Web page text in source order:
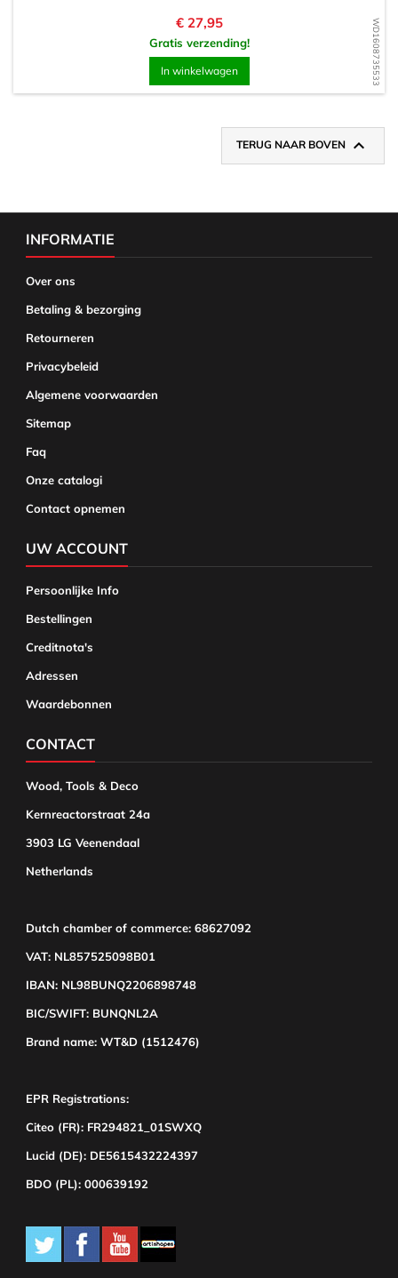
WD1608735533
Prijs
€ 27,95
Gratis verzending!
In winkelwagen
TERUG NAAR BOVEN 
INFORMATIE
Over ons
Betaling & bezorging
Retourneren
Privacybeleid
Algemene voorwaarden
Sitemap
Faq
Onze catalogi
Contact opnemen
UW ACCOUNT
Persoonlijke Info
Bestellingen
Creditnota's
Adressen
Waardebonnen
CONTACT
Wood, Tools & Deco
Kernreactorstraat 24a
3903 LG Veenendaal
Netherlands
Dutch chamber of commerce: 68627092
VAT: NL857525098B01
IBAN: NL98BUNQ2206898748
BIC/SWIFT: BUNQNL2A
Brand name: WT&D (1512476)
EPR Registrations:
Citeo (FR): FR294821_01SWXQ
Lucid (DE): DE5615432224397
BDO (PL): 000639192